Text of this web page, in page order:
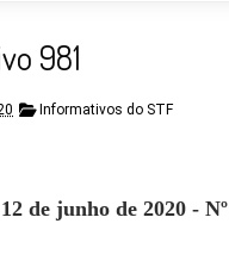
981
Informativos do STF
de junho de 2020 -